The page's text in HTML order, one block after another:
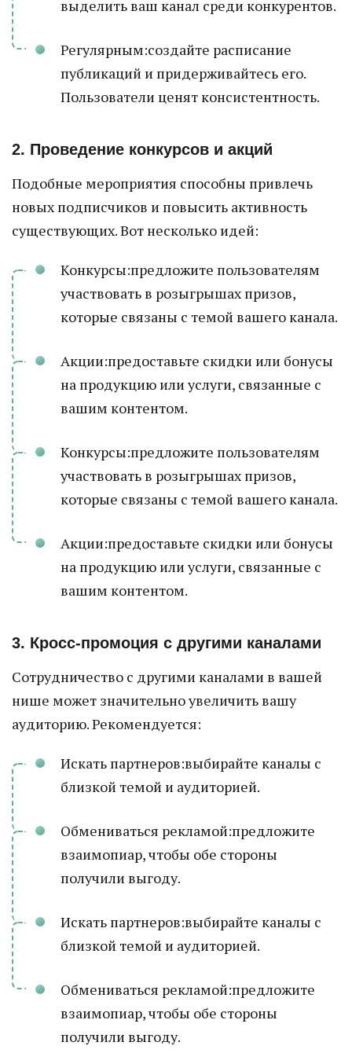
выделить ваш канал среди конкурентов.
Регулярным:создайте расписание
публикаций и придерживайтесь его.
Пользователи ценят консистентность.
2. Проведение конкурсов и акций
Подобные мероприятия способны привлечь
новых подписчиков и повысить активность
существующих. Вот несколько идей:
Конкурсы:предложите пользователям
участвовать в розыгрышах призов,
которые связаны с темой вашего канала.
Акции:предоставьте скидки или бонусы
на продукцию или услуги, связанные с
вашим контентом.
Конкурсы:предложите пользователям
участвовать в розыгрышах призов,
которые связаны с темой вашего канала.
Акции:предоставьте скидки или бонусы
на продукцию или услуги, связанные с
вашим контентом.
3. Кросс-промоция с другими каналами
Сотрудничество с другими каналами в вашей
нише может значительно увеличить вашу
аудиторию. Рекомендуется:
Искать партнеров:выбирайте каналы с
близкой темой и аудиторией.
Обмениваться рекламой:предложите
взаимопиар, чтобы обе стороны
получили выгоду.
Искать партнеров:выбирайте каналы с
близкой темой и аудиторией.
Обмениваться рекламой:предложите
взаимопиар, чтобы обе стороны
получили выгоду.